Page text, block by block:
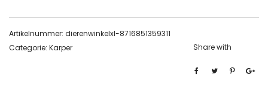
Artikelnummer: dierenwinkelxl-8716851359311
Categorie: Karper Share with